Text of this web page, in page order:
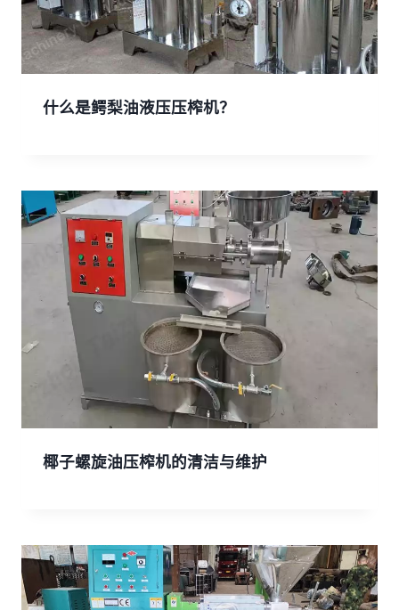
什么是鳄梨油液压压榨机？
椰子螺旋油压榨机的清洁与维护